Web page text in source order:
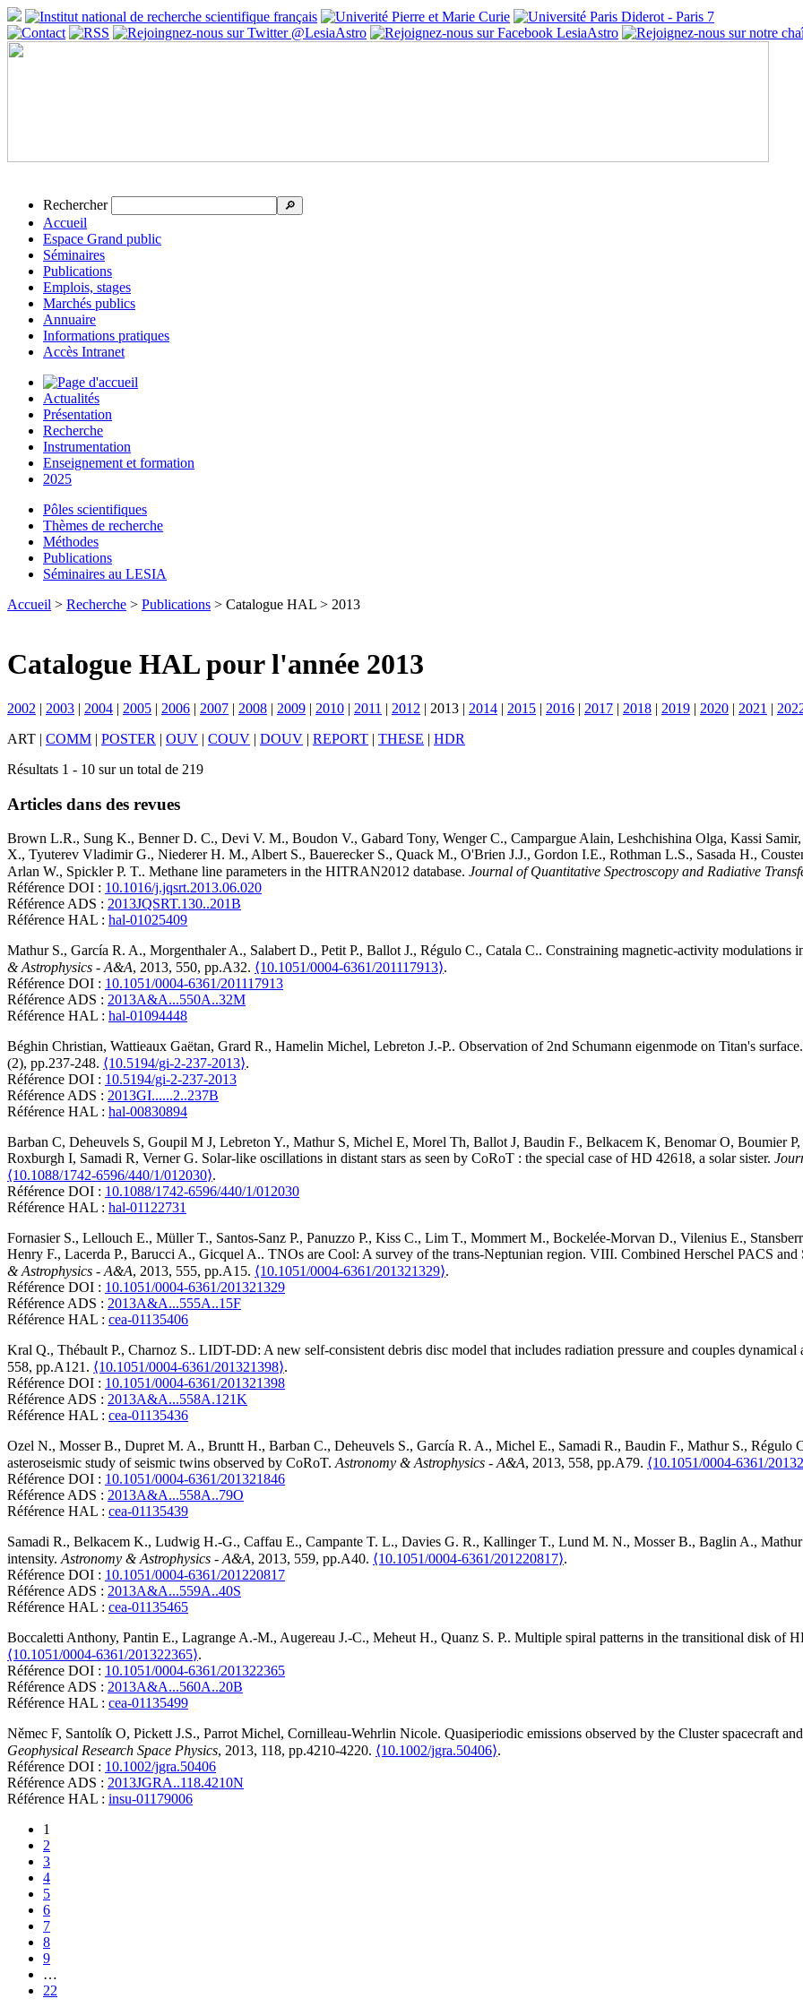
Rechercher 🔎
Accueil
Espace Grand public
Séminaires
Publications
Emplois, stages
Marchés publics
Annuaire
Informations pratiques
Accès Intranet
Actualités
Présentation
Recherche
Instrumentation
Enseignement et formation
2025
Pôles scientifiques
Thèmes de recherche
Méthodes
Publications
Séminaires au LESIA
Accueil > Recherche > Publications > Catalogue HAL > 2013
Catalogue HAL pour l'année 2013
2002 | 2003 | 2004 | 2005 | 2006 | 2007 | 2008 | 2009 | 2010 | 2011 | 2012 | 2013 | 2014 | 2015 | 2016 | 2017 | 2018 | 2019 | 2020 | 2021 |
ART | COMM | POSTER | OUV | COUV | DOUV | REPORT | THESE | HDR
Résultats 1 - 10 sur un total de 219
Articles dans des revues
Brown L.R., Sung K., Benner D. C., Devi V. M., Boudon V., Gabard Tony, Wenger C., Campargue Alain, Leshchishina Olga, Kassi Samir,
X., Tyuterev Vladimir G., Niederer H. M., Albert S., Bauerecker S., Quack M., O'Brien J.J., Gordon I.E., Rothman L.S., Sasada H.,
Arlan W., Spickler P. T.. Methane line parameters in the HITRAN2012 database. Journal of Quantitative Spectroscopy and Radiative
Référence DOI : 10.1016/j.jqsrt.2013.06.020
Référence ADS : 2013JQSRT.130..201B
Référence HAL : hal-01025409
Mathur S., García R. A., Morgenthaler A., Salabert D., Petit P., Ballot J., Régulo C., Catala C.. Constraining magnetic-activity modulations
& Astrophysics - A&A, 2013, 550, pp.A32. ⟨10.1051/0004-6361/201117913⟩.
Référence DOI : 10.1051/0004-6361/201117913
Référence ADS : 2013A&A...550A..32M
Référence HAL : hal-01094448
Béghin Christian, Wattieaux Gaëtan, Grard R., Hamelin Michel, Lebreton J.-P.. Observation of 2nd Schumann eigenmode on Titan's surface.
(2), pp.237-248. ⟨10.5194/gi-2-237-2013⟩.
Référence DOI : 10.5194/gi-2-237-2013
Référence ADS : 2013GI......2..237B
Référence HAL : hal-00830894
Barban C, Deheuvels S, Goupil M J, Lebreton Y., Mathur S, Michel E, Morel Th, Ballot J, Baudin F., Belkacem K, Benomar O, Boumier P,
Roxburgh I, Samadi R, Verner G. Solar-like oscillations in distant stars as seen by CoRoT : the special case of HD 42618, a solar sister.
⟨10.1088/1742-6596/440/1/012030⟩.
Référence DOI : 10.1088/1742-6596/440/1/012030
Référence HAL : hal-01122731
Fornasier S., Lellouch E., Müller T., Santos-Sanz P., Panuzzo P., Kiss C., Lim T., Mommert M., Bockelée-Morvan D., Vilenius E.,
Henry F., Lacerda P., Barucci A., Gicquel A.. TNOs are Cool: A survey of the trans-Neptunian region. VIII. Combined Herschel PACS
& Astrophysics - A&A, 2013, 555, pp.A15. ⟨10.1051/0004-6361/201321329⟩.
Référence DOI : 10.1051/0004-6361/201321329
Référence ADS : 2013A&A...555A..15F
Référence HAL : cea-01135406
Kral Q., Thébault P., Charnoz S.. LIDT-DD: A new self-consistent debris disc model that includes radiation pressure and couples
558, pp.A121. ⟨10.1051/0004-6361/201321398⟩.
Référence DOI : 10.1051/0004-6361/201321398
Référence ADS : 2013A&A...558A.121K
Référence HAL : cea-01135436
Ozel N., Mosser B., Dupret M. A., Bruntt H., Barban C., Deheuvels S., García R. A., Michel E., Samadi R., Baudin F., Mathur S., Régulo
asteroseismic study of seismic twins observed by CoRoT. Astronomy & Astrophysics - A&A, 2013, 558, pp.A79. ⟨10.1051/0004-6361/
Référence DOI : 10.1051/0004-6361/201321846
Référence ADS : 2013A&A...558A..79O
Référence HAL : cea-01135439
Samadi R., Belkacem K., Ludwig H.-G., Caffau E., Campante T. L., Davies G. R., Kallinger T., Lund M. N., Mosser B., Baglin A., Mathur
intensity. Astronomy & Astrophysics - A&A, 2013, 559, pp.A40. ⟨10.1051/0004-6361/201220817⟩.
Référence DOI : 10.1051/0004-6361/201220817
Référence ADS : 2013A&A...559A..40S
Référence HAL : cea-01135465
Boccaletti Anthony, Pantin E., Lagrange A.-M., Augereau J.-C., Meheut H., Quanz S. P.. Multiple spiral patterns in the transitional disk of
⟨10.1051/0004-6361/201322365⟩.
Référence DOI : 10.1051/0004-6361/201322365
Référence ADS : 2013A&A...560A..20B
Référence HAL : cea-01135499
Němec F, Santolík O, Pickett J.S., Parrot Michel, Cornilleau-Wehrlin Nicole. Quasiperiodic emissions observed by the Cluster spacecraft
Geophysical Research Space Physics, 2013, 118, pp.4210-4220. ⟨10.1002/jgra.50406⟩.
Référence DOI : 10.1002/jgra.50406
Référence ADS : 2013JGRA..118.4210N
Référence HAL : insu-01179006
1
2
3
4
5
6
7
8
9
…
22